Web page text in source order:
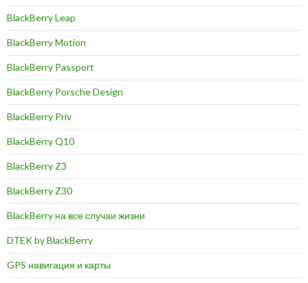
BlackBerry Leap
BlackBerry Motion
BlackBerry Passport
BlackBerry Porsche Design
BlackBerry Priv
BlackBerry Q10
BlackBerry Z3
BlackBerry Z30
BlackBerry на все случаи жизни
DTEK by BlackBerry
GPS навигация и карты